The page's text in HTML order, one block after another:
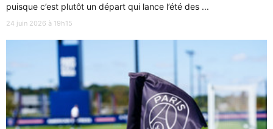
puisque c’est plutôt un départ qui lance l’été des ...
24 juin 2026 à 19h15